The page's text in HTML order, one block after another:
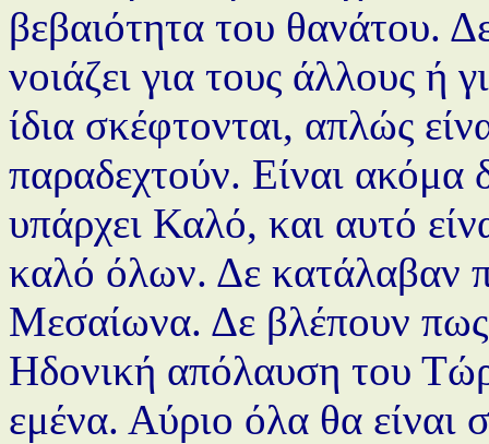
βεβαιότητα του θανάτου.
νοιάζει για τους άλλους ή
ίδια σκέφτονται, απλώς
παραδεχτούν. Είναι ακόμα
υπάρχει Καλό, και αυτό
καλό όλων. Δε κατάλαβαν
Μεσαίωνα. Δε βλέπουν
Ηδονική απόλαυση του
εμένα. Αύριο όλα θα είναι